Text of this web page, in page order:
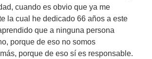
cuando es obvio que ya me
la cual he dedicado 66 años a este
que a ninguna persona
porque de eso no somos
porque de eso sí es responsable.